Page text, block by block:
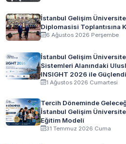
İstanbul Gelişim
Diplomasisi Toplantısına
6 Ağustos 2026 Perşembe
İstanbul Gelişim
Sistemleri Alanındaki
INSIGHT 2026 ile
1 Ağustos 2026 Cumartesi
Tercih Döneminde
İstanbul Gelişim
Eğitim Modeli
31 Temmuz 2026 Cuma